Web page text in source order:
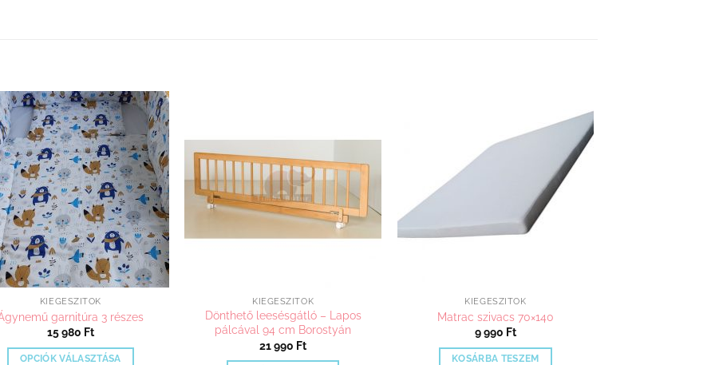
Kedvenceimhez
adom
KIEGÉSZÍTŐK
garnitúra 3 részes
15 980 Ft
OPCIÓK VÁLASZTÁSA
KIEGÉSZÍTŐK
Dönthető leesésgátló – Lapos
pálcával 94 cm Borostyán
21 990 Ft
Kedvenceimhez
KIEGÉSZÍTŐK
Matrac szivacs 70×140
9 990 Ft
KOSÁRBA TESZEM